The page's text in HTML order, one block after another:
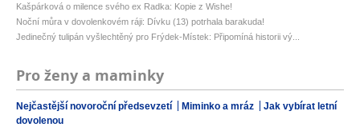
Kašpárková o milence svého ex Radka: Kopie z Wishe!
Noční můra v dovolenkovém ráji: Dívku (13) potrhala barakuda!
Jedinečný tulipán vyšlechtěný pro Frýdek-Místek: Připomíná historii vý...
Pro ženy a maminky
Nejčastější novoroční předsevzetí Miminko a mráz
Jak vybírat letní
dovolenou